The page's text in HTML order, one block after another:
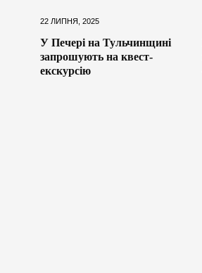
22 ЛИПНЯ, 2025
У Печері на Тульчинщині
запрошують на квест-
екскурсію